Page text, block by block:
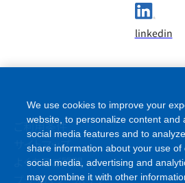
linkedin
ご利用条件
サイトマップ
よくあるご質問
We use cookies to improve your
website, to personalize content and
social media features and to
share information about your use of
social media, advertising and
may combine it with other